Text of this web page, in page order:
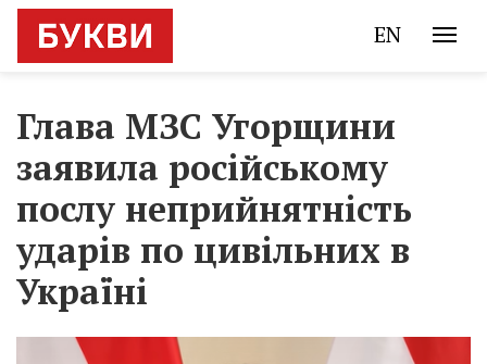
EN
Глава МЗС Угорщини
заявила російському
послу неприйнятність
ударів по цивільних в
Україні